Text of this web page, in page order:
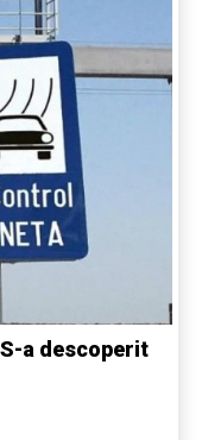
a descoperit